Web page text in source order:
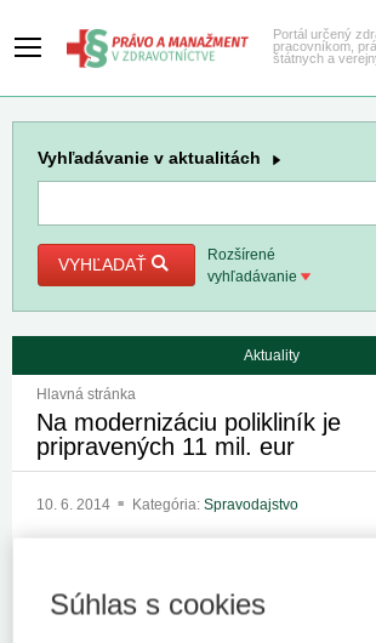
Portál určený
pracovníkom,
štátnych a
Vyhľadávanie v aktualitách
VYHĽADAŤ
Rozšírené
vyhľadávanie
Aktuality
Hlavná stránka
Na modernizáciu polikliník je
pripravených 11 mil. eur
10. 6. 2014 Kategória: Spravodajstvo
Polikliniky a zdravotné strediská môžu získať
Súhlas s cookies